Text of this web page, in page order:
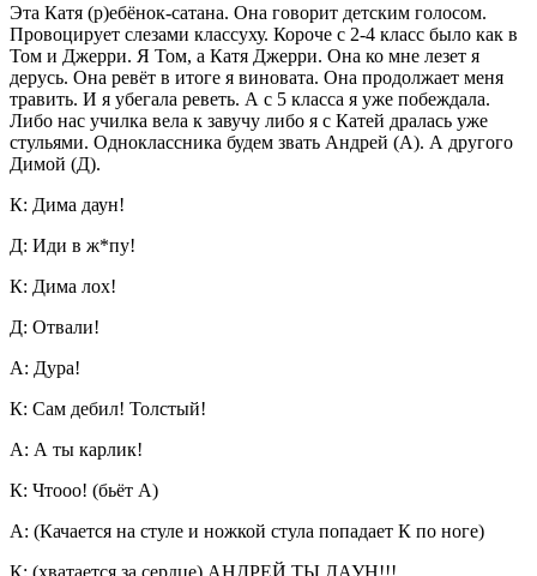
Эта Катя (р)ебёнок-сатана. Она говорит детским голосом.
Провоцирует слезами классуху. Короче с 2-4 класс было как в
Том и Джерри. Я Том, а Катя Джерри. Она ко мне лезет я
дерусь. Она ревёт в итоге я виновата. Она продолжает меня
травить. И я убегала реветь. А с 5 класса я уже побеждала.
Либо нас училка вела к завучу либо я с Катей дралась уже
стульями. Одноклассника будем звать Андрей (А). А другого
Димой (Д).
К: Дима даун!
Д: Иди в ж*пу!
К: Дима лох!
Д: Отвали!
А: Дура!
К: Сам дебил! Толстый!
А: А ты карлик!
К: Чтооо! (бьёт А)
А: (Качается на стуле и ножкой стула попадает К по ноге)
К: (хватается за сердце) АНДРЕЙ ТЫ ДАУН!!!